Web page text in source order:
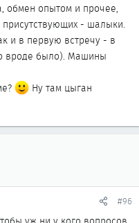
обмен опытом и прочее,
присутствующих - шалыки.
и в первую встречу - в
вроде было). Машины
Ну там цыган
#96